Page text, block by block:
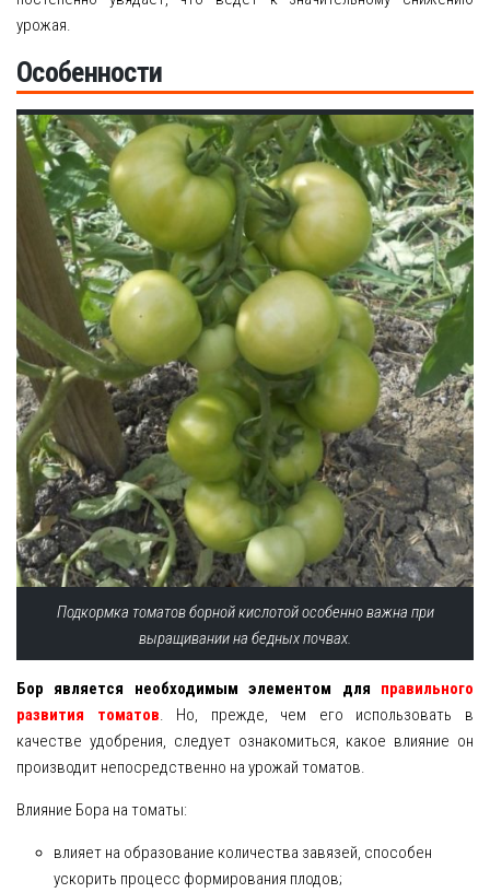
урожая.
Особенности
Подкормка томатов борной кислотой особенно важна при
выращивании на бедных почвах.
Бор является необходимым элементом для правильного
развития томатов. Но, прежде, чем его использовать в
качестве удобрения, следует ознакомиться, какое влияние он
производит непосредственно на урожай томатов.
Влияние Бора на томаты:
влияет на образование количества завязей, способен
ускорить процесс формирования плодов;